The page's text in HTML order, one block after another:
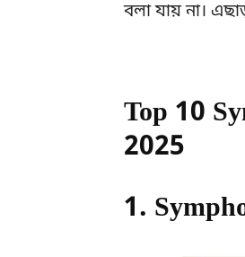
বলা যায় না।
Top 10
2025
1.